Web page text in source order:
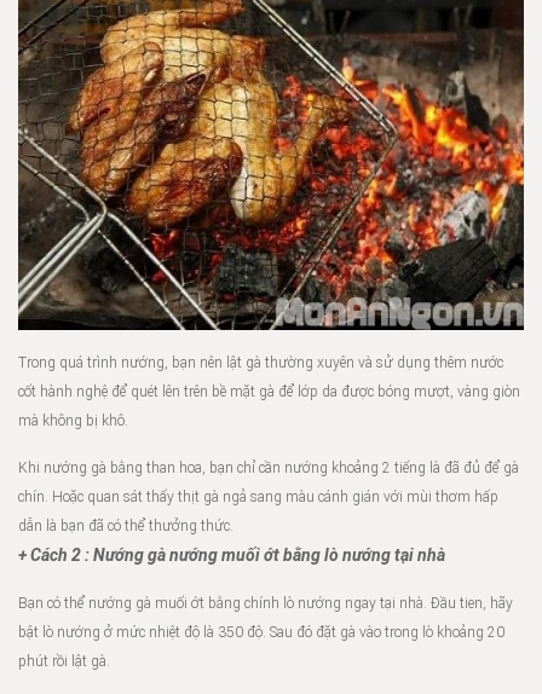
Trong quá trình nướng, bạn nên lật gà thường xuyên và sử dụng thêm nước
cốt hành nghệ để quét lên trên bề mặt gà để lớp da được bóng mượt, vàng giòn
mà không bị khô.
Khi nướng gà bằng than hoa, bạn chỉ cần nướng khoảng 2 tiếng là đã đủ để gà
chín. Hoặc quan sát thấy thịt gà ngả sang màu cánh gián với mùi thơm hấp
dẫn là bạn đã có thể thưởng thức.
+ Cách 2 : Nướng gà nướng muối ớt bằng lò nướng tại nhà
Bạn có thể nướng gà muối ớt bằng chính lò nướng ngay tại nhà. Đầu tien, hãy
bật lò nướng ở mức nhiệt độ là 350 độ. Sau đó đặt gà vào trong lò khoảng 20
phút rồi lật gà.